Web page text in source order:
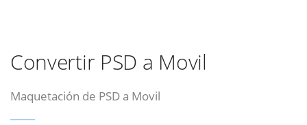
Convertir PSD a Movil
Maquetación de PSD a Movil